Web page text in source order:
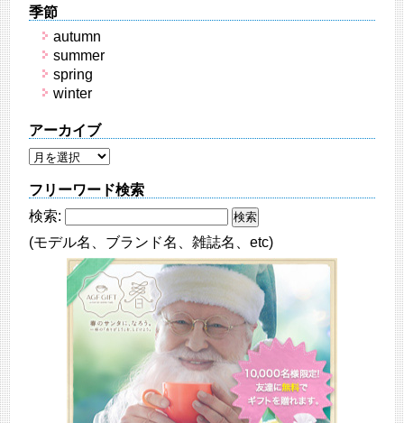
季節
autumn
summer
spring
winter
アーカイブ
フリーワード検索
検索:
(モデル名、ブランド名、雑誌名、etc)